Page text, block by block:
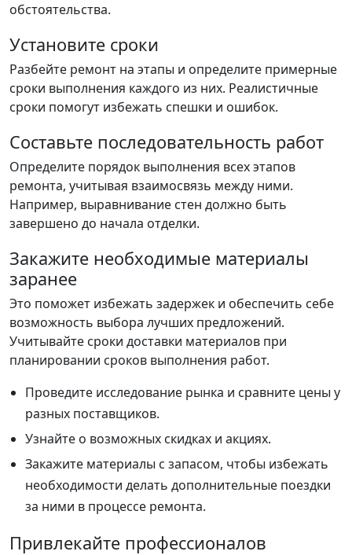
обстоятельства.
Установите сроки
Разбейте ремонт на этапы и определите примерные
сроки выполнения каждого из них. Реалистичные
сроки помогут избежать спешки и ошибок.
Составьте последовательность работ
Определите порядок выполнения всех этапов
ремонта, учитывая взаимосвязь между ними.
Например, выравнивание стен должно быть
завершено до начала отделки.
Закажите необходимые материалы
заранее
Это поможет избежать задержек и обеспечить себе
возможность выбора лучших предложений.
Учитывайте сроки доставки материалов при
планировании сроков выполнения работ.
Проведите исследование рынка и сравните цены у
разных поставщиков.
Узнайте о возможных скидках и акциях.
Закажите материалы с запасом, чтобы избежать
необходимости делать дополнительные поездки
за ними в процессе ремонта.
Привлекайте профессионалов